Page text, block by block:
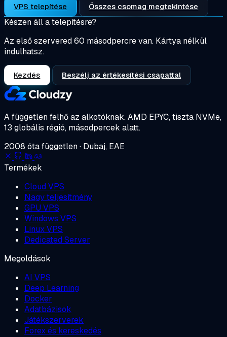
VPS telepítése Összes csomag megtekintése
Készen áll a telepítésre?
Az első szervered 60 másodpercre van. Kártya nélkül
indulhatsz.
Kezdés Beszélj az értékesítési csapattal
A független felhő az alkotóknak.AMD EPYC, tiszta NVMe,
13 globális régió, másodpercek alatt.
2008 óta független · Dubaj, EAE
Termékek
Cloud VPS
Nagy teljesítmény
GPU VPS
Windows VPS
Linux VPS
Dedicated Server
Megoldások
AI VPS
Deep Learning
Docker
Adatbázisok
Játékszerverek
Forex és kereskedés